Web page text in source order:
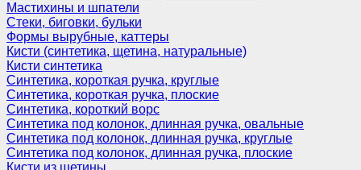
Мастихины и шпатели
Стеки, биговки, бульки
Формы вырубные, каттеры
Кисти (синтетика, щетина, натуральные)
Кисти синтетика
Синтетика, короткая ручка, круглые
Синтетика, короткая ручка, плоские
Синтетика, короткий ворс
Синтетика под колонок, длинная ручка, овальные
Синтетика под колонок, длинная ручка, круглые
Синтетика под колонок, длинная ручка, плоские
Кисти из щетины